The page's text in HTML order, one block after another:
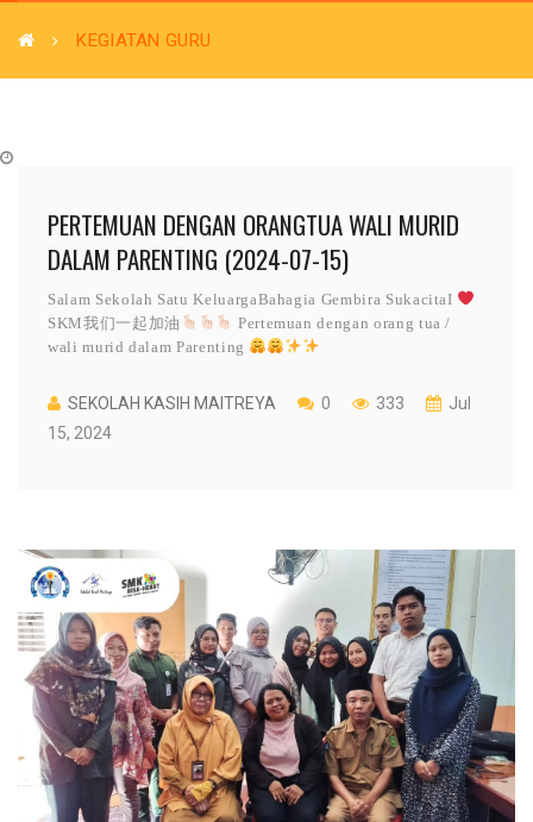
KEGIATAN GURU
PERTEMUAN DENGAN ORANGTUA WALI MURID
DALAM PARENTING (2024-07-15)
Salam Sekolah Satu KeluargaBahagia Gembira SukacitaI
SKM我们一起加油
Pertemuan dengan orang tua /
wali murid dalam Parenting
SEKOLAH KASIH MAITREYA 0 333
Jul
15, 2024